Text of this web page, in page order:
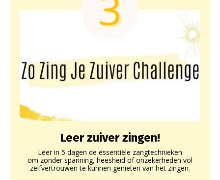
Leer zuiver zingen!
Leer in 5 dagen de essentiële zangtechnieken
om zonder spanning, heesheid of onzekerheden vol
zelfvertrouwen te kunnen genieten van het zingen.